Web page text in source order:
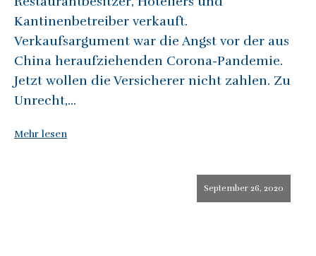
Kantinenbetreiber verkauft.
Verkaufsargument war die Angst vor der aus
China heraufziehenden Corona-Pandemie.
Jetzt wollen die Versicherer nicht zahlen. Zu
Unrecht,...
Mehr lesen
September 26, 2020